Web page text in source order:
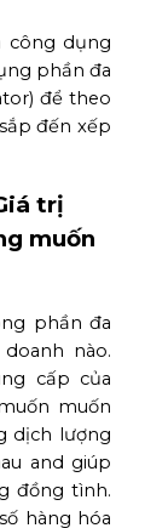
công dụng
phần đa
để theo
đến xếp
trị
muốn
phần đa
nào.
cấp của
muốn
dịch lượng
and giúp
đồng tình.
hàng hóa